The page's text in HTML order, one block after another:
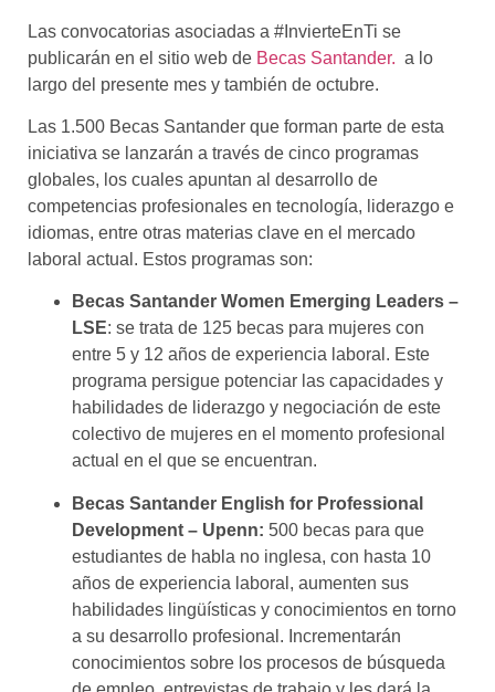
Las convocatorias asociadas a #InvierteEnTi se
publicarán en el sitio web de Becas Santander. a lo
largo del presente mes y también de octubre.
Las 1.500 Becas Santander que forman parte de esta
iniciativa se lanzarán a través de cinco programas
globales, los cuales apuntan al desarrollo de
competencias profesionales en tecnología, liderazgo e
idiomas, entre otras materias clave en el mercado
laboral actual. Estos programas son:
Becas Santander Women Emerging Leaders –
LSE: se trata de 125 becas para mujeres con
entre 5 y 12 años de experiencia laboral. Este
programa persigue potenciar las capacidades y
habilidades de liderazgo y negociación de este
colectivo de mujeres en el momento profesional
actual en el que se encuentran.
Becas Santander English for Professional
Development – Upenn: 500 becas para que
estudiantes de habla no inglesa, con hasta 10
años de experiencia laboral, aumenten sus
habilidades lingüísticas y conocimientos en torno
a su desarrollo profesional. Incrementarán
conocimientos sobre los procesos de búsqueda